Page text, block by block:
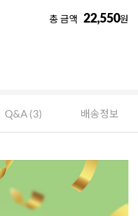
총 금액 22,550원
Q&A (3) 배송정보